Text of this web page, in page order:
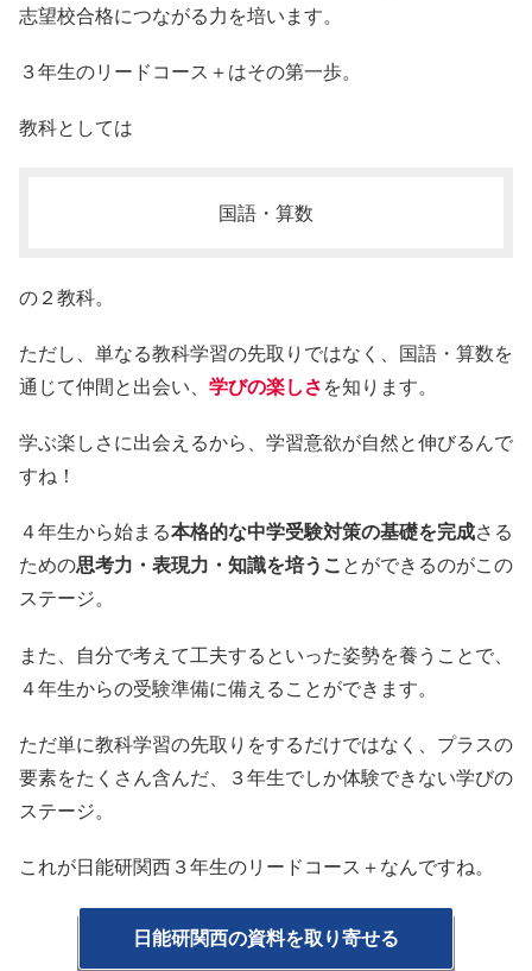
志望校合格につながる力を培います。
３年生のリードコース＋はその第一歩。
教科としては
国語・算数
の２教科。
ただし、単なる教科学習の先取りではなく、国語・算数を
通じて仲間と出会い、 学びの楽しさを知ります。
学ぶ楽しさに出会えるから、学習意欲が自然と伸びるんで
すね！
４年生から始まる本格的な中学受験対策の基礎を完成さる
ための思考力・表現力・知識を培うことができるのがこの
ステージ。
また、自分で考えて工夫するといった姿勢を養うことで、
４年生からの受験準備に備えることができます。
ただ単に教科学習の先取りをするだけではなく、プラスの
要素をたくさん含んだ、３年生でしか体験できない学びの
ステージ。
これが日能研関西３年生のリードコース＋なんですね。
日能研関西の資料を取り寄せる